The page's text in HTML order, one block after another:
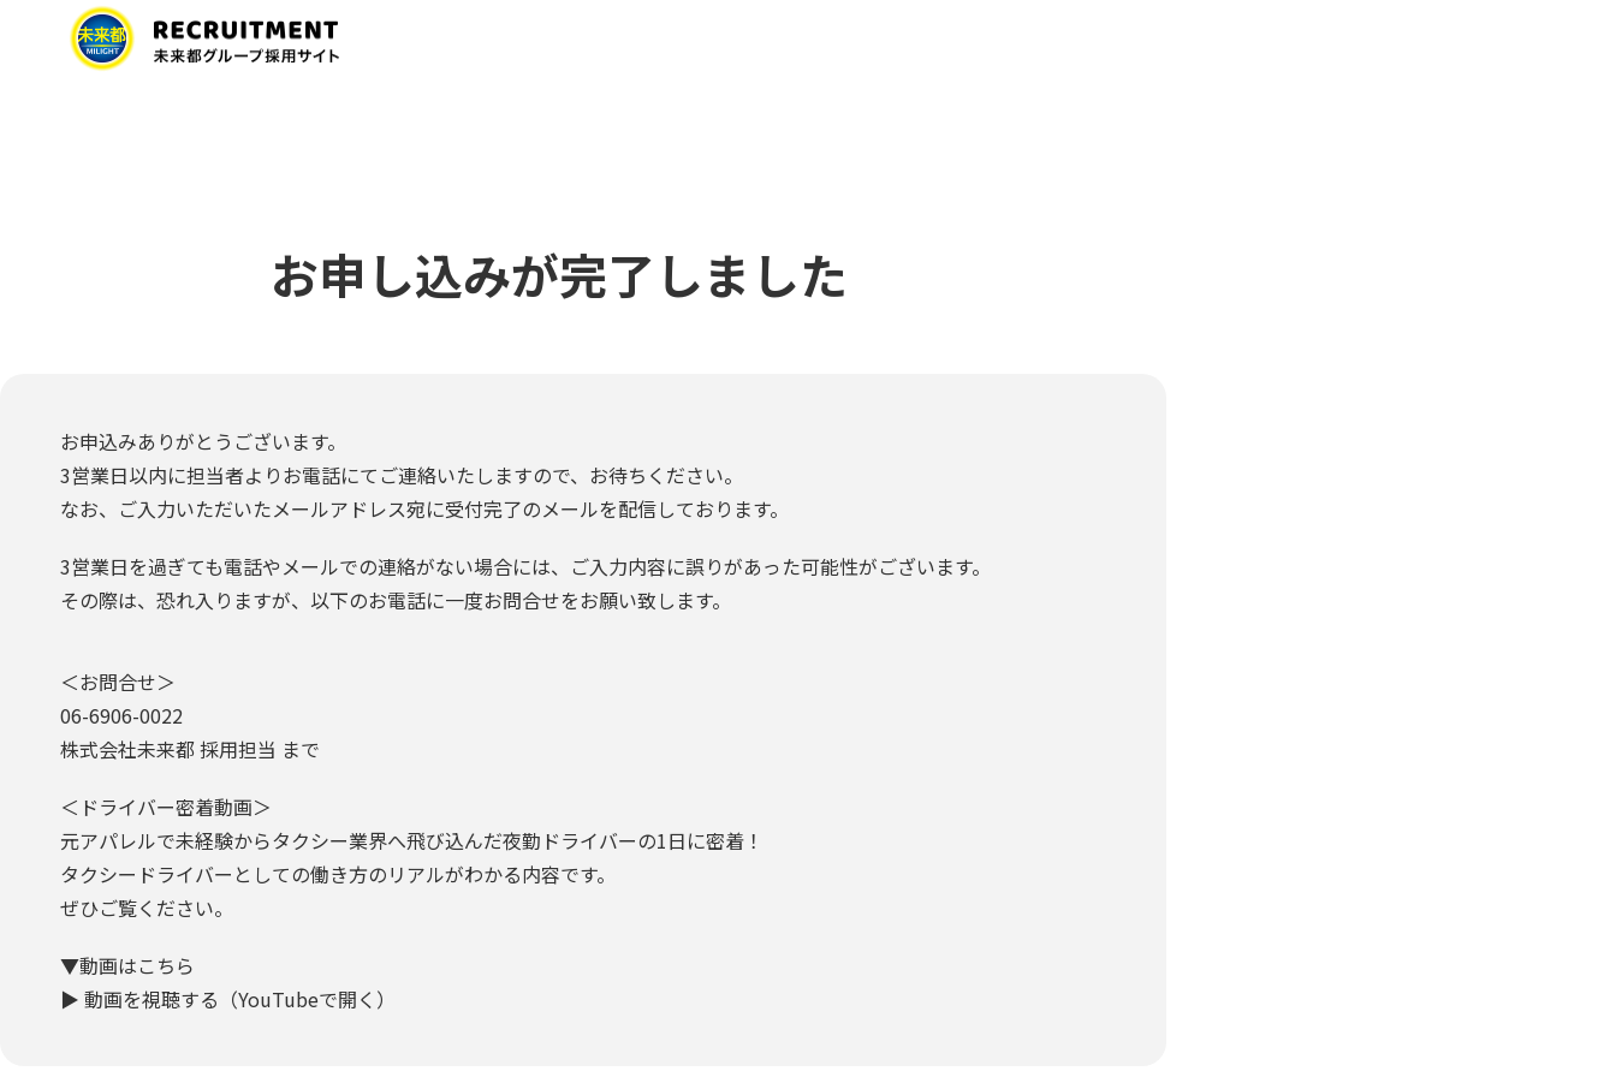
お申し込みが完了しました
お申込みありがとうございます。
3営業日以内に担当者よりお電話にてご連絡いたしますので、お待ちください。
なお、ご入力いただいたメールアドレス宛に受付完了のメールを配信しております。
3営業日を過ぎても電話やメールでの連絡がない場合には、ご入力内容に誤りがあった可能性がございます。
その際は、恐れ入りますが、以下のお電話に一度お問合せをお願い致します。
＜お問合せ＞
06-6906-0022
株式会社未来都 採用担当 まで
＜ドライバー密着動画＞
元アパレルで未経験からタクシー業界へ飛び込んだ夜勤ドライバーの1日に密着！
タクシードライバーとしての働き方のリアルがわかる内容です。
ぜひご覧ください。
▼動画はこちら
▶️ 動画を視聴する（YouTubeで開く）